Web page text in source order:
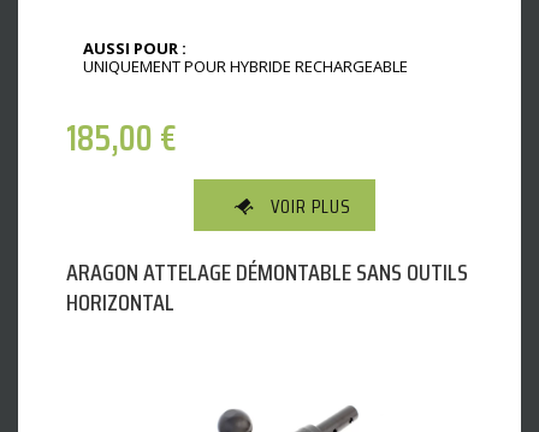
AUSSI POUR :
UNIQUEMENT POUR HYBRIDE RECHARGEABLE
185,00€
VOIR PLUS
ARAGON ATTELAGE DÉMONTABLE SANS OUTILS
HORIZONTAL